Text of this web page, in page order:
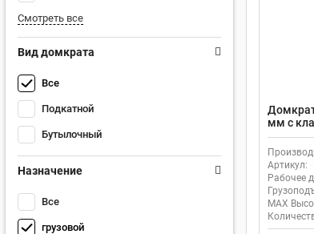
Смотреть все
Вид домкрата
Все
Подкатной
Бутылочный
Назначение
Все
грузовой
мм с
Артикул:
Рабочее
MAX